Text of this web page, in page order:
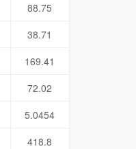
88.75
38.71
169.41
72.02
5.0454
418.8